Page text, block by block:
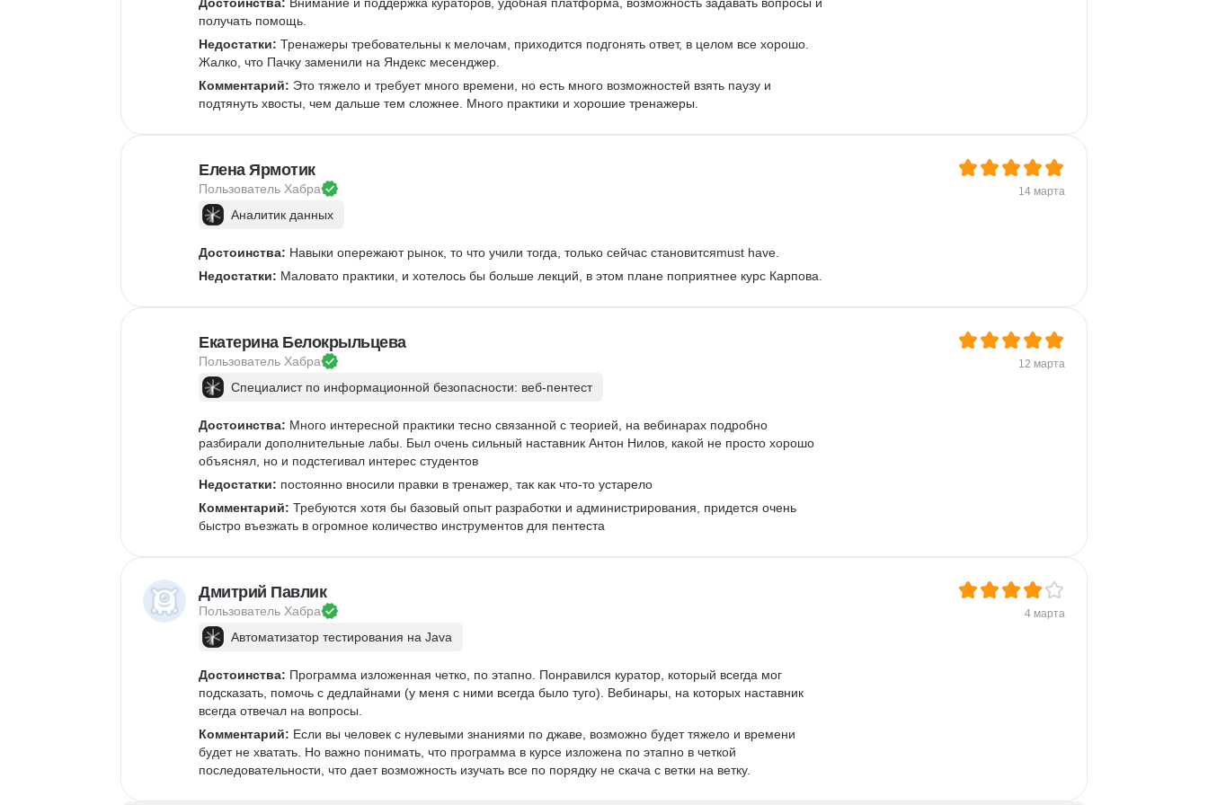
получать помощь.
Недостатки: Тренажеры требовательны к мелочам, приходится подгонять ответ, в целом все хорошо.
Жалко, что Пачку заменили на Яндекс месенджер.
Комментарий: Это тяжело и требует много времени, но есть много возможностей взять паузу и
подтянуть хвосты, чем дальше тем сложнее. Много практики и хорошие тренажеры.
Елена Ярмотик
Пользователь Хабра 14 марта
Аналитик данных
Достоинства: Навыки опережают рынок, то что учили тогда, только сейчас становитсяmust have.
Недостатки: Маловато практики, и хотелось бы больше лекций, в этом плане поприятнее курс Карпова.
Екатерина Белокрыльцева
Пользователь Хабра 12 марта
Специалист по информационной безопасности: веб-пентест
Достоинства: Много интересной практики тесно связанной с теорией, на вебинарах подробно
разбирали дополнительные лабы. Был очень сильный наставник Антон Нилов, какой не просто хорошо
объяснял, но и подстегивал интерес студентов
Недостатки: постоянно вносили правки в тренажер, так как что-то устарело
Комментарий: Требуются хотя бы базовый опыт разработки и администрирования, придется очень
быстро въезжать в огромное количество инструментов для пентеста
Дмитрий Павлик
Пользователь Хабра 4 марта
Автоматизатор тестирования на Java
Достоинства: Программа изложенная четко, по этапно. Понравился куратор, который всегда мог
подсказать, помочь с дедлайнами (у меня с ними всегда было туго). Вебинары, на которых наставник
всегда отвечал на вопросы.
Комментарий: Если вы человек с нулевыми знаниями по джаве, возможно будет тяжело и времени
будет не хватать. Но важно понимать, что программа в курсе изложена по этапно в четкой
последовательности, что дает возможность изучать все по порядку не скача с ветки на ветку.